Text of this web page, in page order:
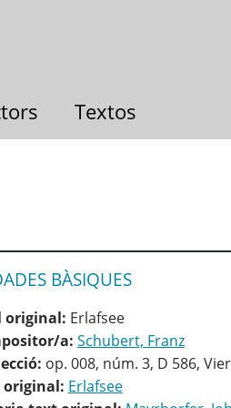
Textos
BÀSIQUES
original: Erlafsee
a: Schubert, Franz
op. 008, núm. 3, D 586,
original: Erlafsee